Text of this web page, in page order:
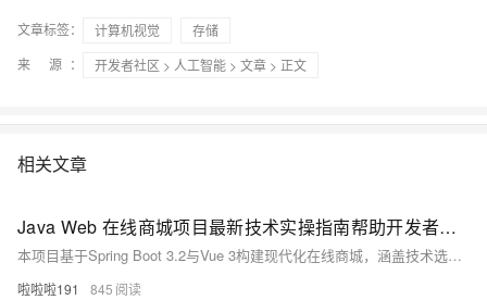
文章标签： 计算机视觉
存储
来 源：
开发者社区 > 人工智能 > 文章 > 正文
相关文章
Java Web 在线商城项目最新技术实操指南帮助开发者高效完成商城项目开发
本项目基于Spring Boot 3.2与Vue 3构建现代化在线商城，涵盖技术选型、核心功能实现、安全控制与容器化部署，助开发者掌握最新Java Web全栈开发实践。
啦啦啦191 845